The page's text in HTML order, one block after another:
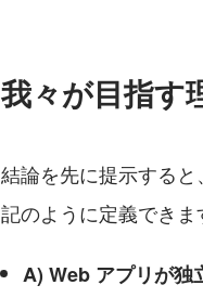
我々が目指す
結論を先に提示する
記のように定義できま
A) Web アプリが独